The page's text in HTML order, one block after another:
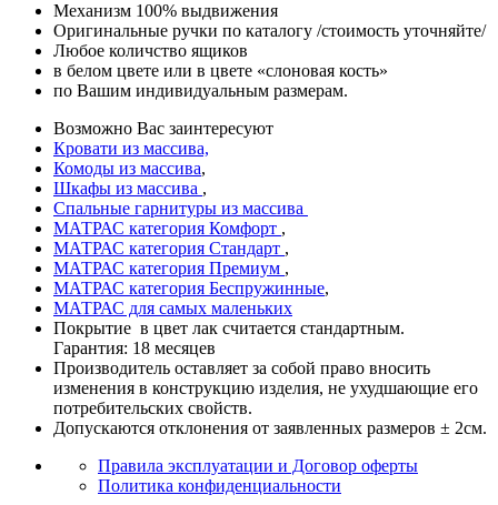
Механизм 100% выдвижения
Оригинальные ручки по каталогу /стоимость уточняйте/
Любое количство ящиков
в белом цвете или в цвете «слоновая кость»
по Вашим индивидуальным размерам.
Возможно Вас заинтересуют
Кровати из массива,
Комоды из массива,
Шкафы из массива ,
Спальные гарнитуры из массива
МАТРАС категория Комфорт ,
МАТРАС категория Стандарт ,
МАТРАС категория Премиум ,
МАТРАС категория Беспружинные,
МАТРАС для самых маленьких
Покрытие в цвет лак считается стандартным.
Гарантия: 18 месяцев
Производитель оставляет за собой право вносить
изменения в конструкцию изделия, не ухудшающие его
потребительских свойств.
Допускаются отклонения от заявленных размеров ± 2см.
Правила эксплуатации и Договор оферты
Политика конфиденциальности